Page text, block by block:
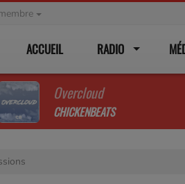
ACCUEIL RADIO
Overcloud
CHICKENBEATS